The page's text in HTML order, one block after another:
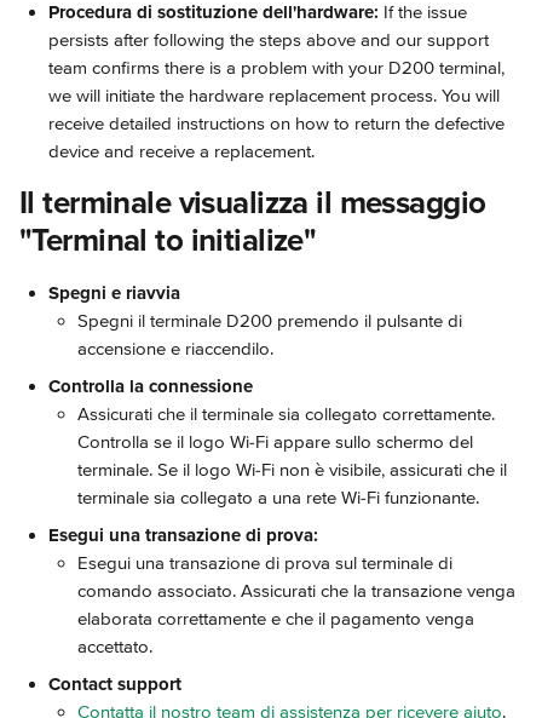
Procedura di sostituzione dell'hardware: If the issue
persists after following the steps above and our support
team confirms there is a problem with your D200 terminal,
we will initiate the hardware replacement process. You will
receive detailed instructions on how to return the defective
device and receive a replacement.
Il terminale visualizza il messaggio
"Terminal to initialize"
Spegni e riavvia
Spegni il terminale D200 premendo il pulsante di
accensione e riaccendilo.
Controlla la connessione
Assicurati che il terminale sia collegato correttamente.
Controlla se il logo Wi-Fi appare sullo schermo del
terminale. Se il logo Wi-Fi non è visibile, assicurati che il
terminale sia collegato a una rete Wi-Fi funzionante.
Esegui una transazione di prova:
Esegui una transazione di prova sul terminale di
comando associato. Assicurati che la transazione venga
elaborata correttamente e che il pagamento venga
accettato.
Contact support
Contatta il nostro team di assistenza per ricevere aiuto.